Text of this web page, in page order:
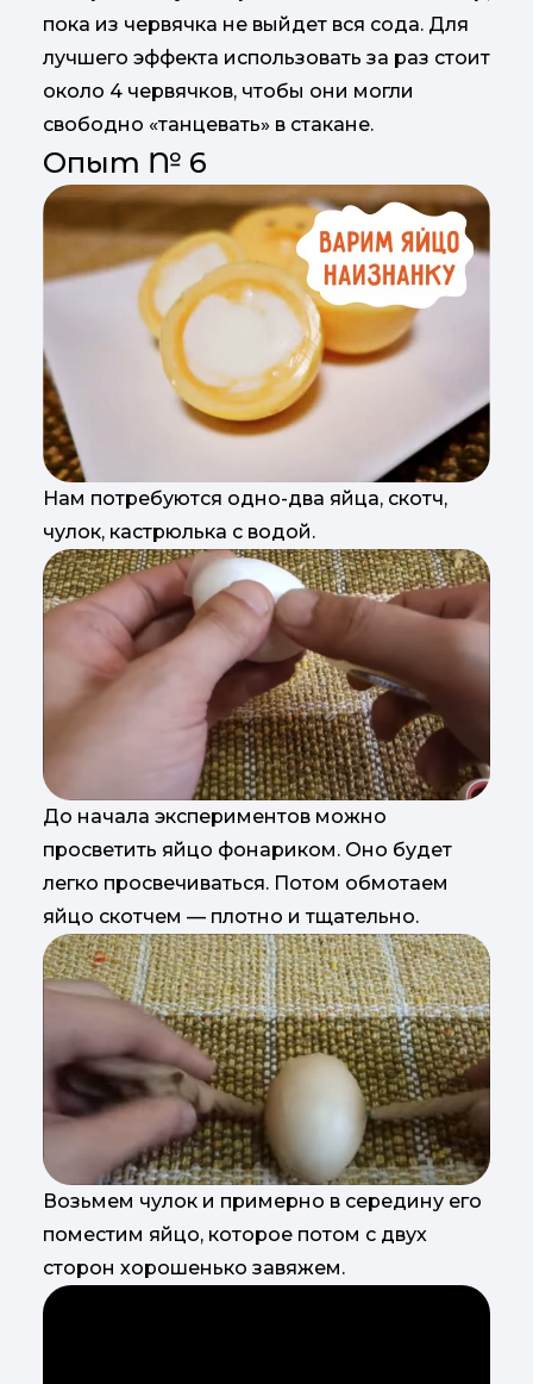
пока из червячка не выйдет вся сода. Для
лучшего эффекта использовать за раз стоит
около 4 червячков, чтобы они могли
свободно «танцевать» в стакане.
Опыт № 6
Нам потребуются одно-два яйца, скотч,
чулок, кастрюлька с водой.
До начала экспериментов можно
просветить яйцо фонариком. Оно будет
легко просвечиваться. Потом обмотаем
яйцо скотчем — плотно и тщательно.
Возьмем чулок и примерно в середину его
поместим яйцо, которое потом с двух
сторон хорошенько завяжем.